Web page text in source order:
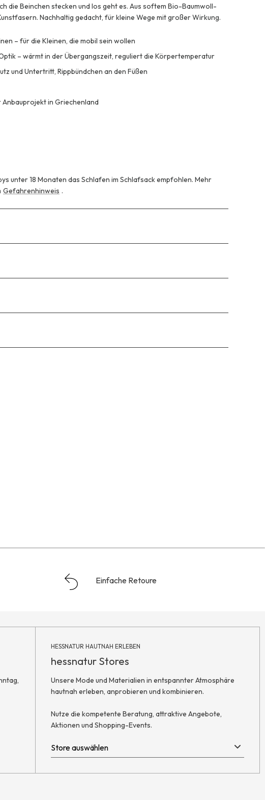
die Beinchen stecken und los geht es. Aus softem Bio-Baumwoll-
Nachhaltig gedacht, für kleine Wege mit großer Wirkung.
– für die Kleinen, die mobil sein wollen
– wärmt in der Übergangszeit, reguliert die Körpertemperatur
und Untertritt, Rippbündchen an den Füßen
in Griechenland
unter 18 Monaten das Schlafen im Schlafsack empfohlen. Mehr
Gefahrenhinweis .
Einfache Retoure
HESSNATUR HAUTNAH ERLEBEN
hessnatur Stores
Unsere Mode und Materialien in entspannter Atmosphäre
hautnah erleben, anprobieren und kombinieren.
Nutze die kompetente Beratung, attraktive Angebote,
Aktionen und Shopping-Events.